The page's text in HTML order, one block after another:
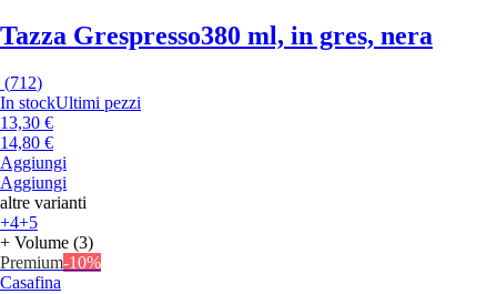
Tazza Grespresso380 ml, in gres, nera
(712)
In stockUltimi pezzi
13,30 €
14,80 €
Aggiungi
Aggiungi
altre varianti
+4+5
+ Volume (3)
Premium-10%
Casafina